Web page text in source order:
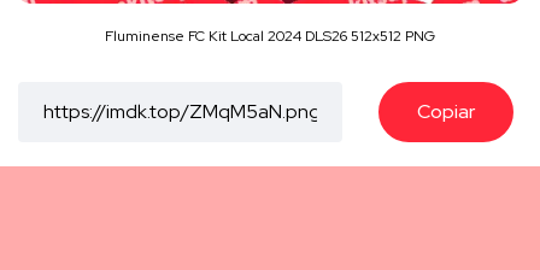
Fluminense FC Kit Local 2024 DLS26 512x512 PNG
Copiar